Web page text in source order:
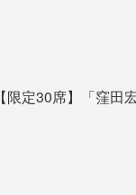
限定30席】「窪